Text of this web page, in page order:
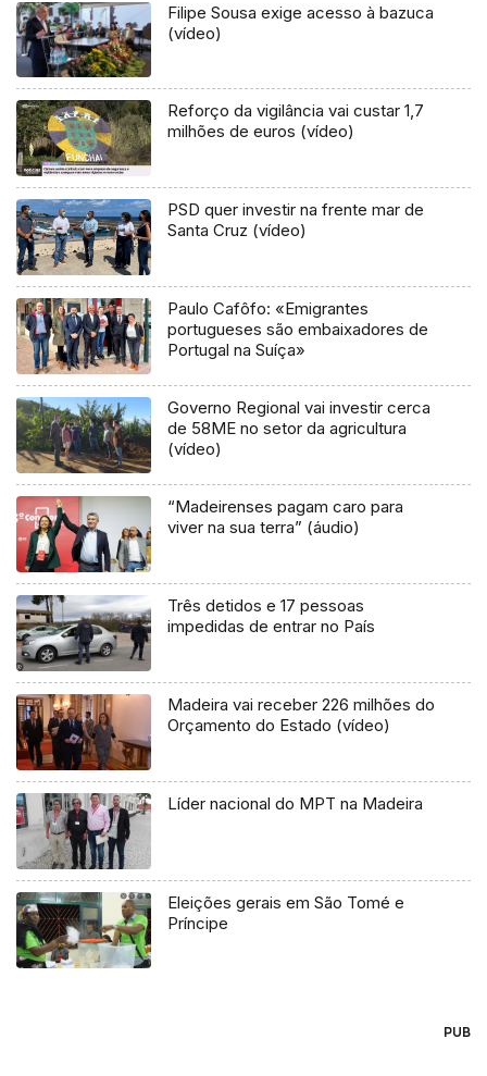
Filipe Sousa exige acesso à bazuca
(vídeo)
Reforço da vigilância vai custar 1,7
milhões de euros (vídeo)
PSD quer investir na frente mar de
Santa Cruz (vídeo)
Paulo Cafôfo: «Emigrantes
portugueses são embaixadores de
Portugal na Suíça»
Governo Regional vai investir cerca
de 58ME no setor da agricultura
(vídeo)
“Madeirenses pagam caro para
viver na sua terra” (áudio)
Três detidos e 17 pessoas
impedidas de entrar no País
Madeira vai receber 226 milhões do
Orçamento do Estado (vídeo)
Líder nacional do MPT na Madeira
Eleições gerais em São Tomé e
Príncipe
PUB